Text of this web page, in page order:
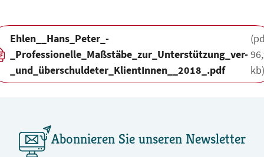
Ehlen__Hans_Peter_-
_Professionelle_Maßstäbe_zur_Unterstützung_ver-
_und_überschuldeter_KlientInnen__2018_.pdf
kb)
Abonnieren Sie unseren Newsletter